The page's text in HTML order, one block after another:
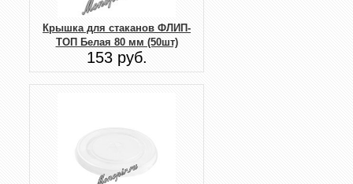
Крышка для стаканов ФЛИП-
ТОП Белая 80 мм (50шт)
153 руб.